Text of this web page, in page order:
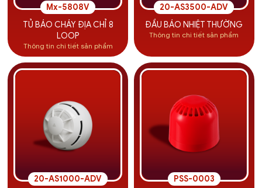
Mx-5808V
TỦ BÁO CHÁY ĐỊA CHỈ 8
LOOP
Thông tin chi tiết sản phẩm
20-AS3500-ADV
ĐẦU BÁO NHIỆT THƯỜNG
Thông tin chi tiết sản phẩm
20-AS1000-ADV
PSS-0003